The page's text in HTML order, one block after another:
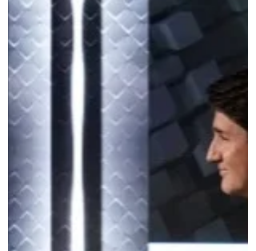
Líderes de los partidos federales
discuten sobre el cumplimiento de
sus promesas de campaña